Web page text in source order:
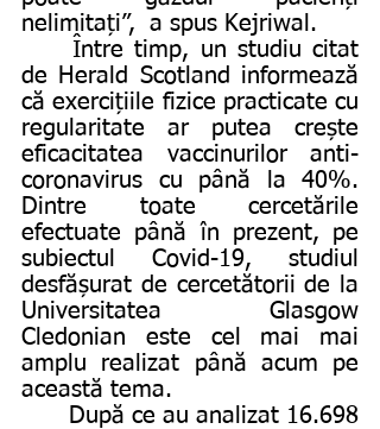
nelimitați”,  a spus Kejriwal.
	Între timp, un studiu citat
de Herald Scotland informează
că exercițiile fizice practicate cu
regularitate ar putea crește
eficacitatea vaccinurilor anti-
coronavirus cu până la 40%.
Dintre toate cercetările
efectuate până în prezent, pe
subiectul Covid-19, studiul
desfășurat de cercetătorii de la
Universitatea Glasgow
Cledonian este cel mai mai
amplu realizat până acum pe
această tema.